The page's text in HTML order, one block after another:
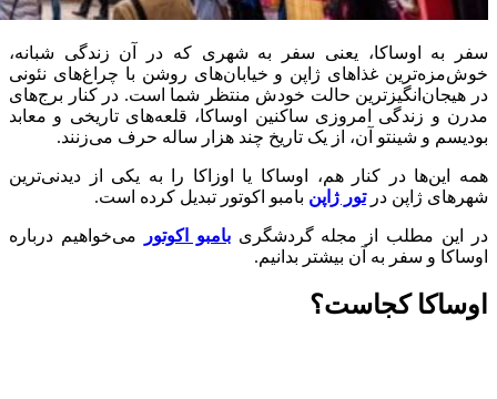
سفر به اوساکا، یعنی سفر به شهری که در آن زندگی شبانه،
خوش‌مزه‌ترین غذاهای ژاپن و خیابان‌های روشن با چراغ‌های نئونی
در هیجان‌انگیز‌ترین حالت خودش منتظر شما است. در کنار برج‌های
مدرن و زندگی امروزی ساکنین اوساکا، قلعه‌های تاریخی و معابد
بودیسم و شینتو آن، از یک تاریخ چند هزار ساله حرف می‌زنند.
همه این‌ها در کنار هم، اوساکا یا اوزاکا را به یکی از دیدنی‌ترین
شهر‌های ژاپن درتور ژاپن بامبو اکوتور تبدیل کرده است.
در این مطلب از مجله گردشگریبامبو اکوتور
می‌خواهیم درباره
اوساکا و سفر به آن بیشتر بدانیم.
اوساکا کجاست؟